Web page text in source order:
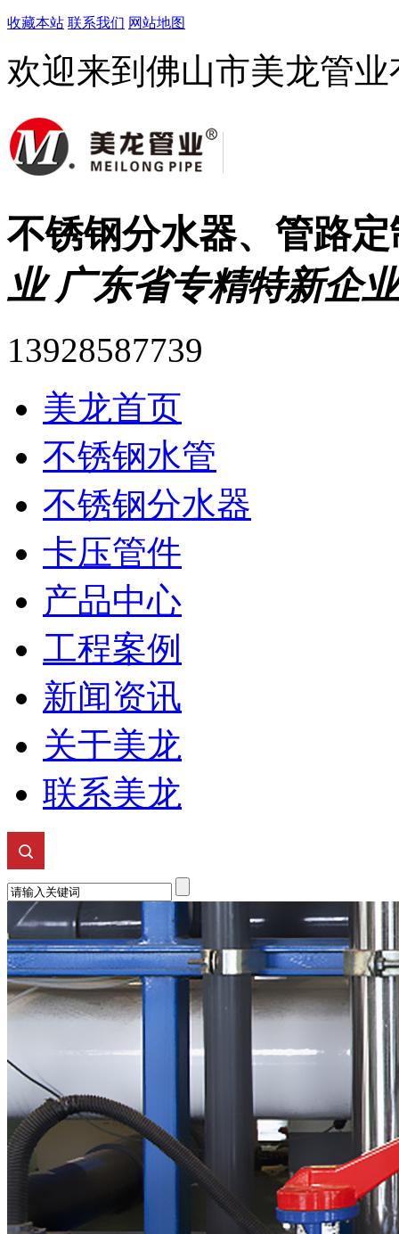
收藏本站 联系我们 网站地图
欢迎来到佛山市美龙管
不锈钢分水器、管路
业 广东省专精特新企
13928587739
美龙首页
不锈钢水管
不锈钢分水器
卡压管件
产品中心
工程案例
新闻资讯
关于美龙
联系美龙